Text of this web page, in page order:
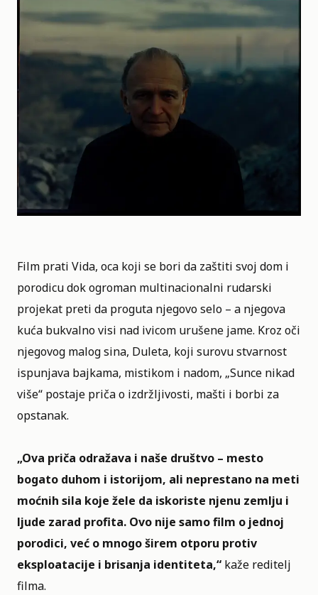
Film prati Vida, oca koji se bori da zaštiti svoj dom i
porodicu dok ogroman multinacionalni rudarski
projekat preti da proguta njegovo selo – a njegova
kuća bukvalno visi nad ivicom urušene jame. Kroz oči
njegovog malog sina, Duleta, koji surovu stvarnost
ispunjava bajkama, mistikom i nadom, „Sunce nikad
više“ postaje priča o izdržljivosti, mašti i borbi za
opstanak.
„Ova priča odražava i naše društvo – mesto
bogato duhom i istorijom, ali neprestano na meti
moćnih sila koje žele da iskoriste njenu zemlju i
ljude zarad profita. Ovo nije samo film o jednoj
porodici, već o mnogo širem otporu protiv
eksploatacije i brisanja identiteta,“ kaže reditelj
filma.